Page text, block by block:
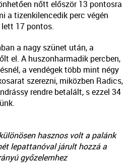
nőtt először 13 pontosra
a tizenkilencedik perc végén
17 pontos.
a nagy szünet után, a
el. A huszonharmadik percben,
a vendégek több mint négy
szerezni, miközben Radics,
rendre betalált, s ezzel 34
hasznos volt a palánk
lepattanóval járult hozzá a
győzelemhez